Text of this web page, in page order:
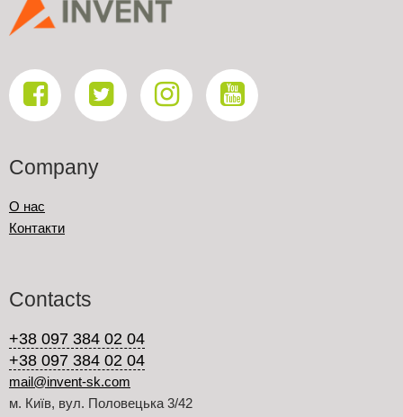
Company
О нас
Контакти
Contacts
+38 097 384 02 04
+38 097 384 02 04
mail@invent-sk.com
м. Київ, вул. Половецька 3/42